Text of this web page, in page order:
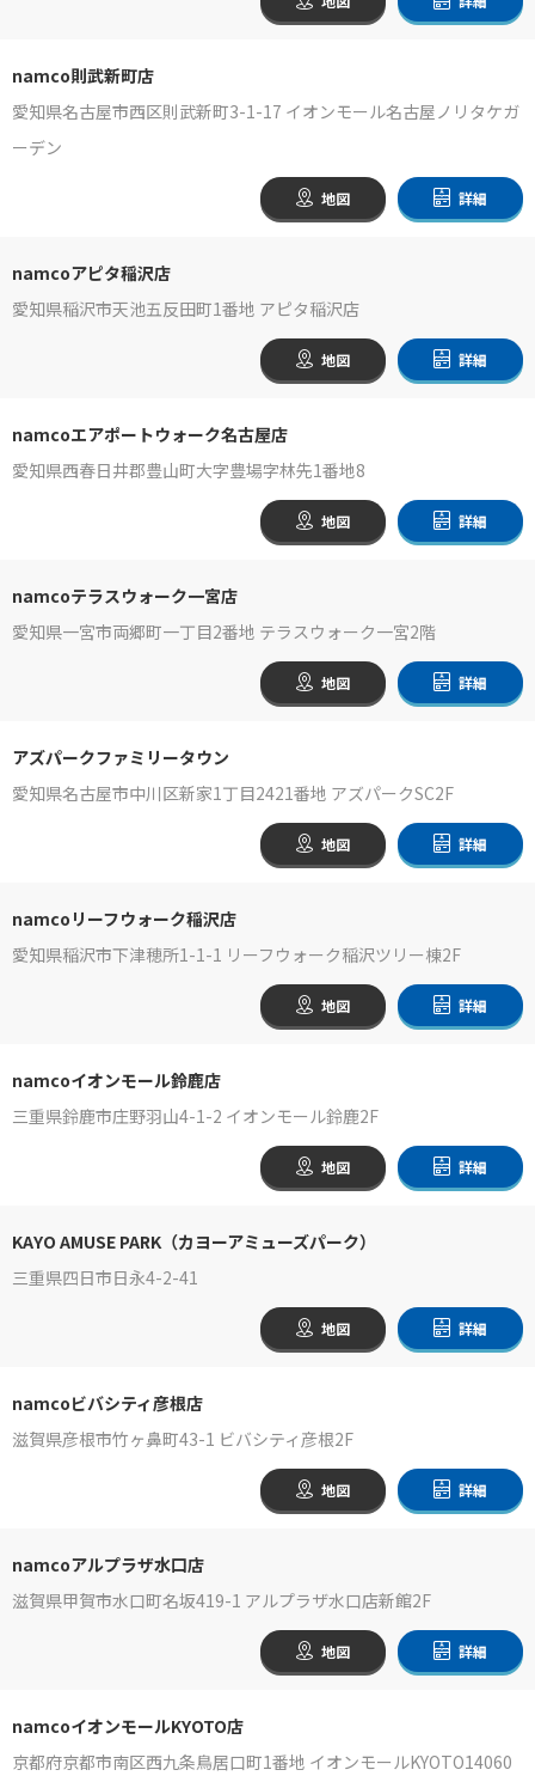
namco則武新町店
愛知県名古屋市西区則武新町3-1-17 イオンモール名古屋ノリタケガ
ーデン
地図 詳細
namcoアピタ稲沢店
愛知県稲沢市天池五反田町1番地 アピタ稲沢店
地図 詳細
namcoエアポートウォーク名古屋店
愛知県西春日井郡豊山町大字豊場字林先1番地8
地図 詳細
namcoテラスウォーク一宮店
愛知県一宮市両郷町一丁目2番地 テラスウォーク一宮2階
地図 詳細
アズパークファミリータウン
愛知県名古屋市中川区新家1丁目2421番地 アズパークSC2F
地図 詳細
namcoリーフウォーク稲沢店
愛知県稲沢市下津穂所1-1-1 リーフウォーク稲沢ツリー棟2F
地図 詳細
namcoイオンモール鈴鹿店
三重県鈴鹿市庄野羽山4-1-2 イオンモール鈴鹿2F
地図 詳細
KAYO AMUSE PARK（カヨーアミューズパーク）
三重県四日市日永4-2-41
地図 詳細
namcoビバシティ彦根店
滋賀県彦根市竹ヶ鼻町43-1 ビバシティ彦根2F
地図 詳細
namcoアルプラザ水口店
滋賀県甲賀市水口町名坂419-1 アルプラザ水口店新館2F
地図 詳細
namcoイオンモールKYOTO店
京都府京都市南区西九条鳥居口町1番地 イオンモールKYOTO14060